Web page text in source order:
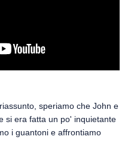
speriamo che John e
si era fatta un po' inquietante
i guantoni e affrontiamo